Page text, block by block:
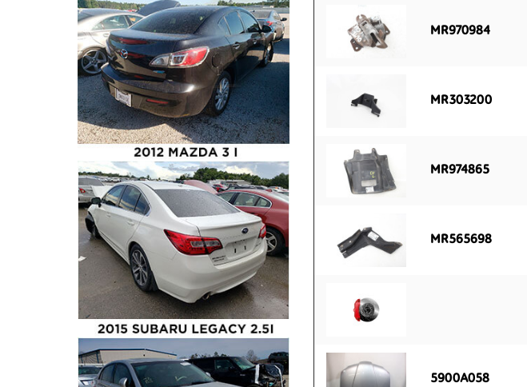
MR970984
MR303200
MR974865
MR565698
5900A058